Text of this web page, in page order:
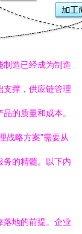
制造已经成为制造
支撑，供应链管理
的质量和成本。
战略方案”需要从
务的精髓。以下内
落地的前提。企业